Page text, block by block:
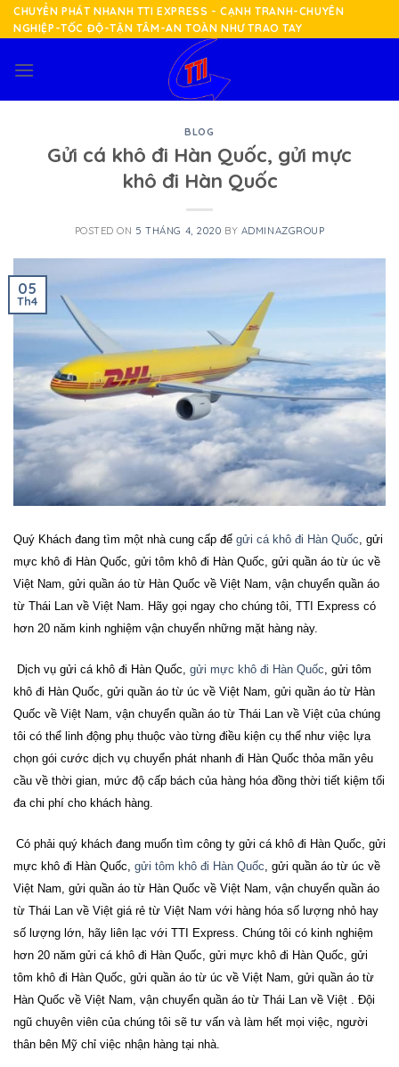
Skip
to
CHUYỂN PHÁT NHANH TTI EXPRESS - CẠNH TRANH-CHUYÊN
NGHIỆP-TỐC ĐỘ-TẬN TÂM-AN TOÀN NHƯ TRAO TAY
BLOG
Gửi cá khô đi Hàn Quốc, gửi mực
khô đi Hàn Quốc
POSTED ON 5 THÁNG 4, 2020 BY ADMINAZGROUP
05
Th4
Quý Khách đang tìm một nhà cung cấp để gửi cá khô đi Hàn Quốc, gửi
mực khô đi Hàn Quốc, gửi tôm khô đi Hàn Quốc, gửi quần áo từ úc về
Việt Nam, gửi quần áo từ Hàn Quốc về Việt Nam, vận chuyển quần áo
từ Thái Lan về Việt Nam. Hãy gọi ngay cho chúng tôi, TTI Express có
hơn 20 năm kinh nghiệm vận chuyển những mặt hàng này.
Dịch vụ gửi cá khô đi Hàn Quốc, gửi mực khô đi Hàn Quốc, gửi tôm
khô đi Hàn Quốc, gửi quần áo từ úc về Việt Nam, gửi quần áo từ Hàn
Quốc về Việt Nam, vận chuyển quần áo từ Thái Lan về Việt của chúng
tôi có thể linh động phụ thuộc vào từng điều kiện cụ thể như việc lựa
chọn gói cước dịch vụ chuyển phát nhanh đi Hàn Quốc thỏa mãn yêu
cầu về thời gian, mức độ cấp bách của hàng hóa đồng thời tiết kiệm tối
đa chi phí cho khách hàng.
Có phải quý khách đang muốn tìm công ty gửi cá khô đi Hàn Quốc, gửi
mực khô đi Hàn Quốc, gửi tôm khô đi Hàn Quốc , gửi quần áo từ úc về
Việt Nam, gửi quần áo từ Hàn Quốc về Việt Nam, vận chuyển quần áo
từ Thái Lan về Việt giá rẻ từ Việt Nam với hàng hóa số lượng nhỏ hay
số lượng lớn, hãy liên lạc với TTI Express. Chúng tôi có kinh nghiệm
hơn 20 năm gửi cá khô đi Hàn Quốc, gửi mực khô đi Hàn Quốc, gửi
tôm khô đi Hàn Quốc, gửi quần áo từ úc về Việt Nam, gửi quần áo từ
Hàn Quốc về Việt Nam, vận chuyển quần áo từ Thái Lan về Việt
. Đội
ngũ chuyên viên của chúng tôi sẽ tư vấn và làm hết mọi việc, người
thân bên Mỹ chỉ việc nhận hàng tại nhà.